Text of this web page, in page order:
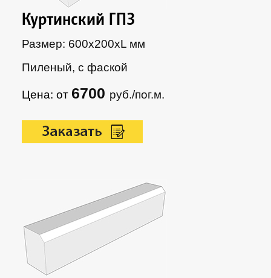
Куртинский ГП3
Размер: 600х200xL мм
Пиленый, с фаской
Цена: от 6700 руб./пог.м.